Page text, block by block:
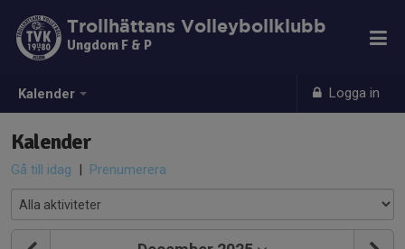
Kalender Logga in
Trollhättans Volleybollklubb
Ungdom F & P
Kalender
Gå till idag | Prenumerera